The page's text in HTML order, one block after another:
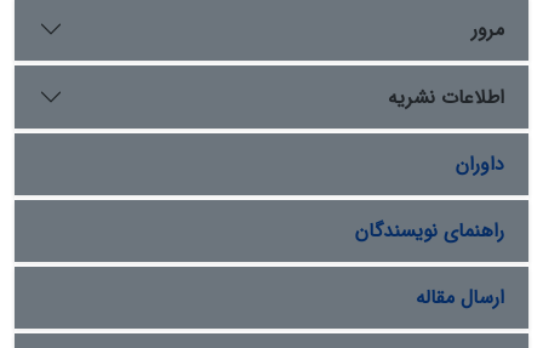
مرور
اطلاعات نشریه
داوران
راهنمای نویسندگان
ارسال مقاله